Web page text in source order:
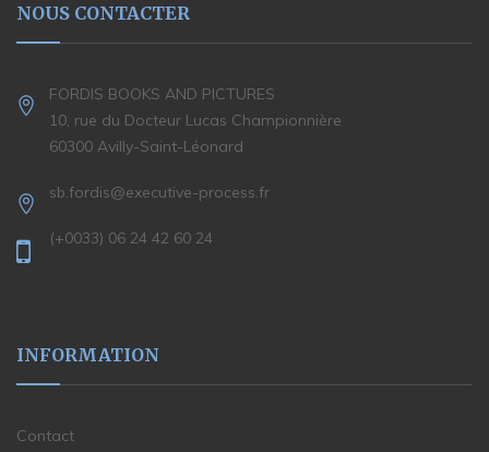
NOUS CONTACTER
FORDIS BOOKS AND PICTURES
10, rue du Docteur Lucas Championnière
60300 Avilly-Saint-Léonard
sb.fordis@executive-process.fr
(+0033) 06 24 42 60 24
INFORMATION
Contact